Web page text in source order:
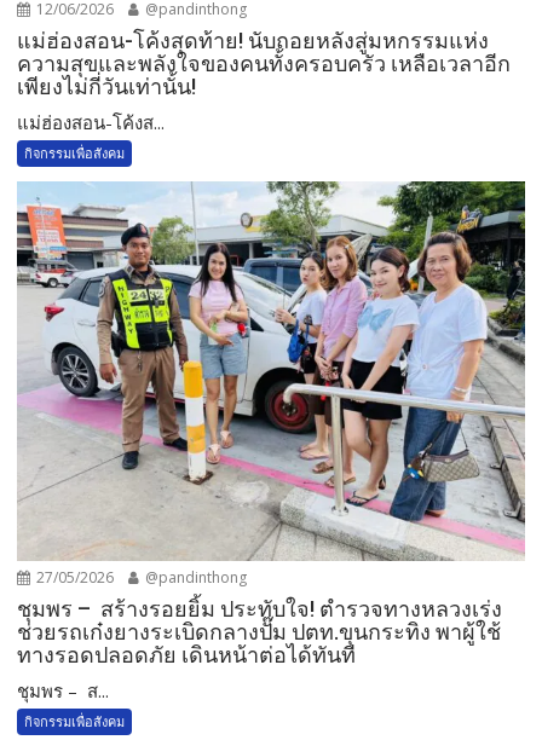
12/06/2026 @pandinthong
แม่ฮ่องสอน-โค้งสุดท้าย! นับถอยหลังสู่มหกรรมแห่ง
ความสุขและพลังใจของคนทั้งครอบครัว เหลือเวลาอีก
เพียงไม่กี่วันเท่านั้น!
แม่ฮ่องสอน-โค้งส...
กิจกรรมเพื่อสังคม
27/05/2026 @pandinthong
ชุมพร – สร้างรอยยิ้ม ประทับใจ! ตำรวจทางหลวงเร่ง
ช่วยรถเก๋งยางระเบิดกลางปั๊ม ปตท.ขุนกระทิง พาผู้ใช้
ทางรอดปลอดภัย เดินหน้าต่อได้ทันที
ชุมพร – ส...
กิจกรรมเพื่อสังคม